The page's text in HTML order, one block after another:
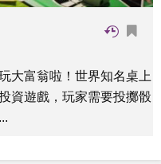
大富翁啦！世界知名桌上
資遊戲，玩家需要投擲骰